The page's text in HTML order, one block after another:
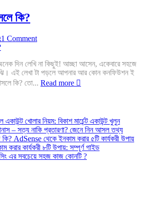
কি?
1 Comment
দিন লেখি না কিছুই! আচ্ছা আসেন, একেবারে সহজে
বুঝি। এই লেখা টা পড়লে আপনার আর কোন কনফিউশন ই
কি? তো... Read more
একাউন্ট খোলার নিয়ম: বিকাশ মার্চেন্ট একাউন্ট খুলুন
– সত্য নাকি প্রতারণা? জেনে নিন আসল তথ্য
AdSense থেকে ইনকাম করার ৫টি কার্যকরী উপায়
করার কার্যকরী ৮টি উপায়: সম্পূর্ণ গাইড
এর সবচেয়ে সহজ কাজ কোনটি ?